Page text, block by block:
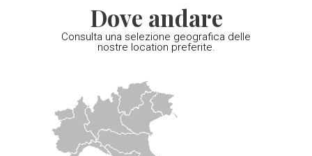
Dove andare
Consulta una selezione geografica delle
nostre location preferite.